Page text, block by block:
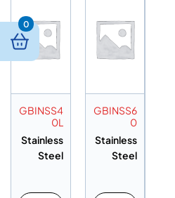
GBINSS6
0
Stainless
Steel
GBINSS4
0L
Stainless
Steel
0